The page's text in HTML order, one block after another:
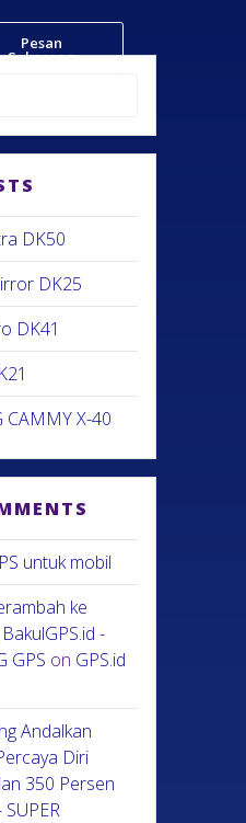
Pesan
Sekarang
DK50
DK25
DK41
CAMMY X-40
untuk mobil
ke
-
GPS on GPS.id
Andalkan
Diri
350 Persen